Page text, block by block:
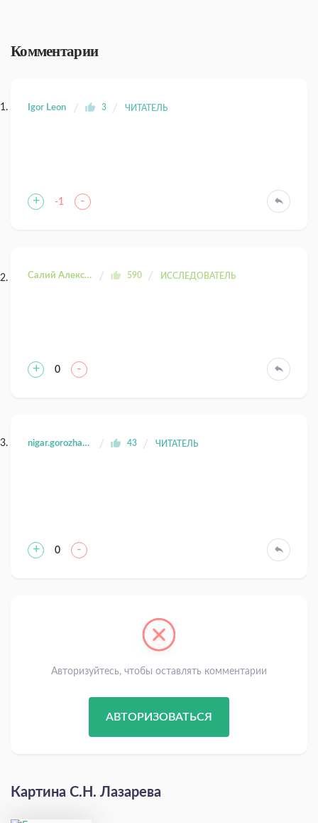
Комментарии
Igor Leon 3 ЧИТАТЕЛЬ
+ -1 -
Салий Александра 590 ИССЛЕДОВАТЕЛЬ
+ 0 -
nigar.gorozhankin 43 ЧИТАТЕЛЬ
+ 0 -
Авторизуйтесь, чтобы оставлять комментарии
АВТОРИЗОВАТЬСЯ
Картина С.Н. Лазарева